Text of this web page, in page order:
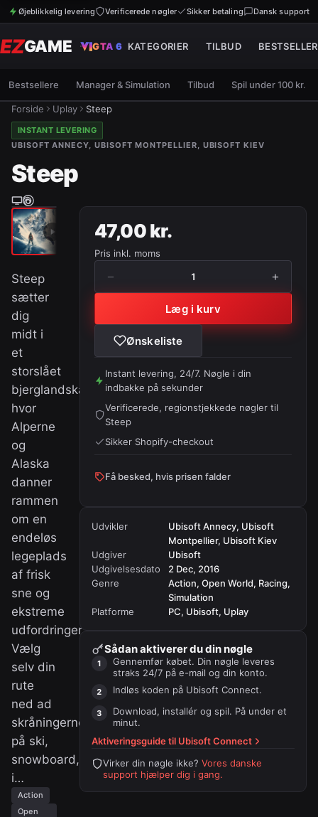
Øjeblikkelig levering Verificerede nøgler Sikker betaling Dansk support
EZGAME GTA 6 KATEGORIER TILBUD
Bestsellere Manager & Simulation Tilbud Spil under 100 kr.
Forside Uplay Steep
INSTANT LEVERING
UBISOFT ANNECY, UBISOFT MONTPELLIER, UBISOFT KIEV
Steep
Steep
sætter
dig
midt i
et
storslået
bjerglandskab,
hvor
Alperne
og
Alaska
danner
rammen
om en
endeløs
legeplads
af frisk
sne og
ekstreme
udfordringer.
Vælg
selv din
rute
ned ad
skråningerne
på ski,
snowboard,
i…
Action
Open
47,00 kr.
Pris inkl. moms
− 1 +
Læg i kurv
Ønskeliste
Instant levering, 24/7. Nøgle i din
indbakke på sekunder
Verificerede, regionstjekkede nøgler til
Steep
Sikker Shopify-checkout
Få besked, hvis prisen falder
Udvikler
Ubisoft Annecy, Ubisoft
Montpellier, Ubisoft Kiev
Udgiver
Ubisoft
Udgivelsesdato
2 Dec, 2016
Genre
Action, Open World, Racing,
Simulation
Platforme
PC, Ubisoft, Uplay
Sådan aktiverer du din nøgle
Gennemfør købet. Din nøgle leveres
straks 24/7 på e-mail og din konto.
Indløs koden på Ubisoft Connect.
Download, installér og spil. På under et
minut.
Aktiveringsguide til Ubisoft Connect
Virker din nøgle ikke? Vores danske
support hjælper dig i gang.